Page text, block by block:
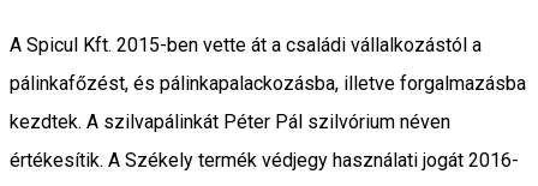
A Spicul Kft. 2015-ben vette át a családi vállalkozástól a
pálinkafőzést, és pálinkapalackozásba, illetve forgalmazásba
kezdtek. A szilvapálinkát Péter Pál szilvórium néven
értékesítik. A Székely termék védjegy használati jogát 2016-